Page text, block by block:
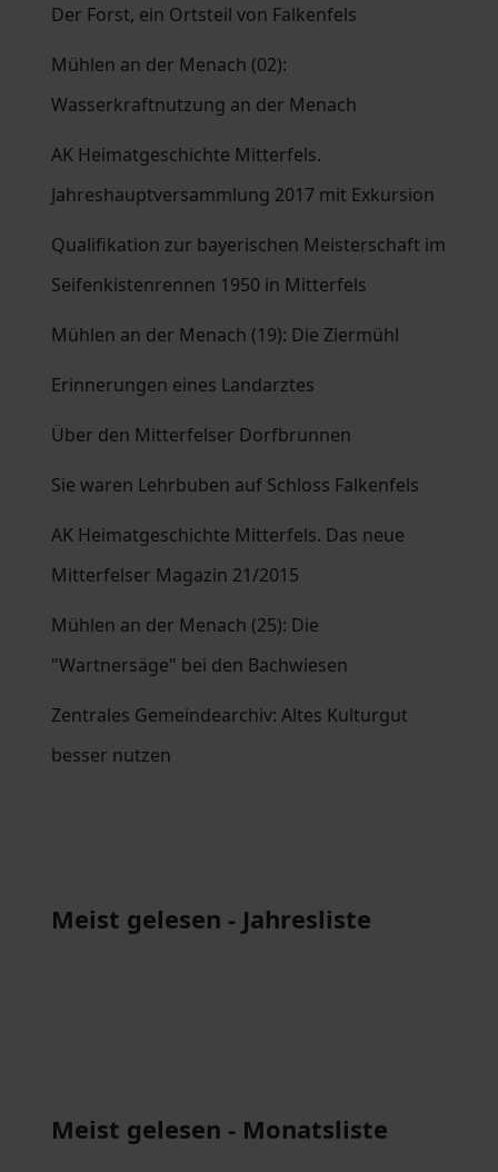
Der Forst, ein Ortsteil von Falkenfels
Mühlen an der Menach (02):
Wasserkraftnutzung an der Menach
AK Heimatgeschichte Mitterfels.
Jahreshauptversammlung 2017 mit Exkursion
Qualifikation zur bayerischen Meisterschaft im
Seifenkistenrennen 1950 in Mitterfels
Mühlen an der Menach (19): Die Ziermühl
Erinnerungen eines Landarztes
Über den Mitterfelser Dorfbrunnen
Sie waren Lehrbuben auf Schloss Falkenfels
AK Heimatgeschichte Mitterfels. Das neue
Mitterfelser Magazin 21/2015
Mühlen an der Menach (25): Die
"Wartnersäge" bei den Bachwiesen
Zentrales Gemeindearchiv: Altes Kulturgut
besser nutzen
Meist gelesen - Jahresliste
Meist gelesen - Monatsliste